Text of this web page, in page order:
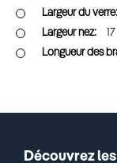
Découvrez